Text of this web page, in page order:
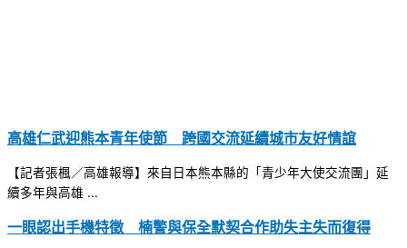
高雄仁武迎熊本青年使節 跨國交流延續城市友好情誼
【記者張楓／高雄報導】來自日本熊本縣的「青少年大使交流團」延
續多年與高雄 ...
一眼認出手機特徵 楠警與保全默契合作助失主失而復得